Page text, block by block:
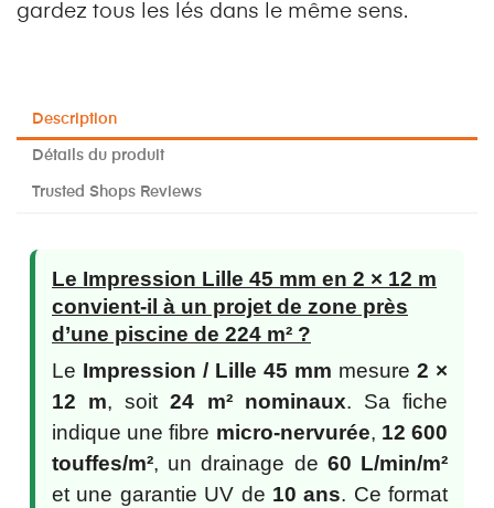
gardez tous les lés dans le même sens.
Description
Détails du produit
Trusted Shops Reviews
Le Impression Lille 45 mm en 2 × 12 m
convient-il à un projet de zone près
d’une piscine de 224 m² ?
Le Impression / Lille 45 mm mesure 2 ×
12 m, soit24 m² nominaux. Sa fiche
indique une fibre micro-nervurée, 12 600
touffes/m², un drainage de 60 L/min/m²
et une garantie UV de 10 ans. Ce format